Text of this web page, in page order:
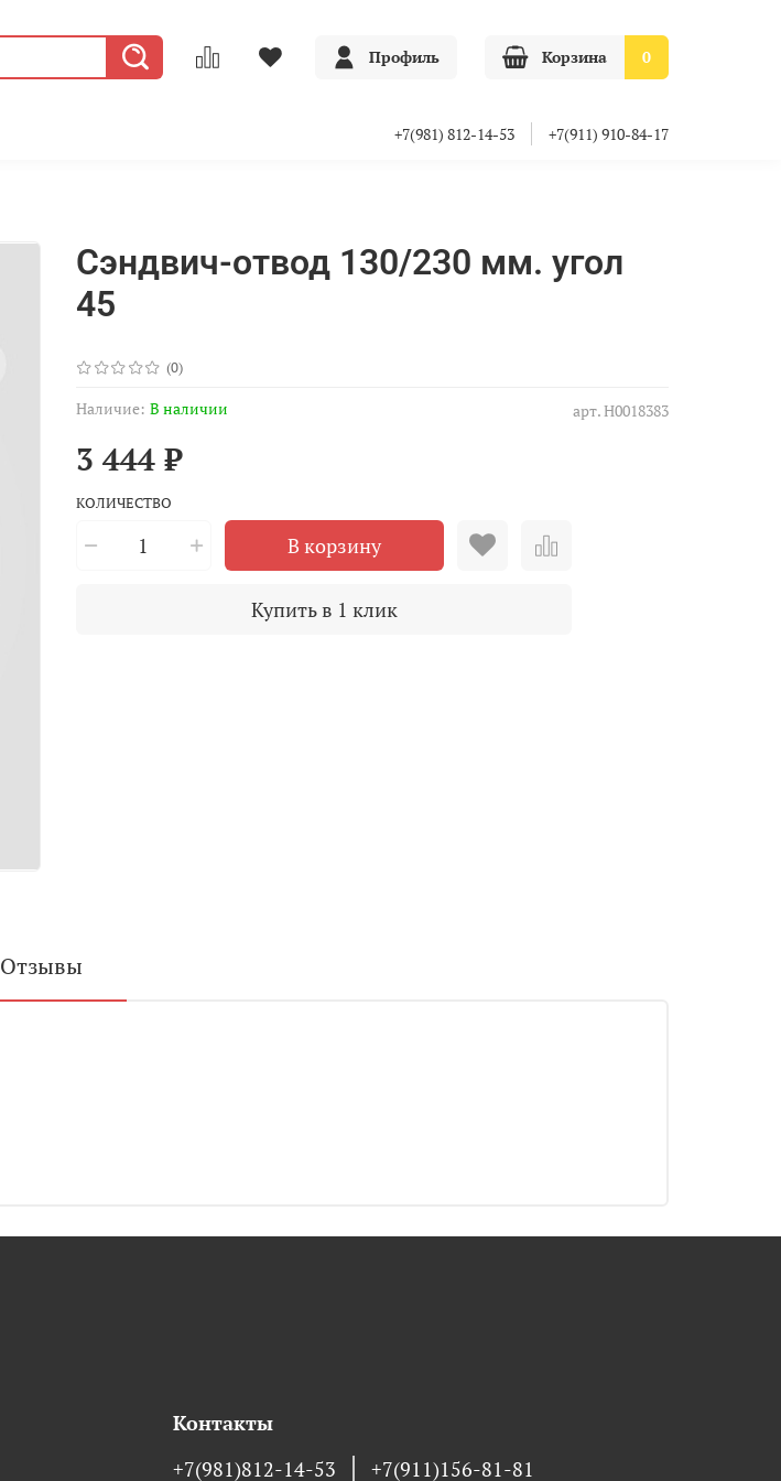
Профиль Корзина 0
+7(981) 812-14-53 +7(911) 910-84-17
(0)
арт.Н0018383
Наличие: В наличии
Сэндвич-отвод 130/230 мм. угол
45
3 444 ₽
КОЛИЧЕСТВО
В корзину
Купить в 1 клик
Отзывы
Контакты
+7(981)812-14-53
+7(911)156-81-81